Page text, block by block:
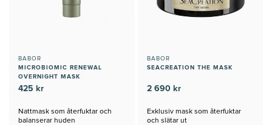
BABOR
MICROBIOMIC RENEWAL
OVERNIGHT MASK
425 kr
Nattmask som återfuktar och
balanserar huden
BABOR
SEACREATION THE MASK
2 690 kr
Exklusiv mask som återfuktar
och slätar ut